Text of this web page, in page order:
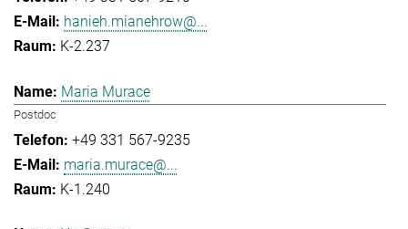
hanieh.mianehrow@...
K-2.237
Maria Murace
Postdoc
+49 331 567-9235
maria.murace@...
K-1.240